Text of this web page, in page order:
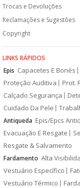
Trocas e Devoluções
Reclamações e Sugestões
Copyright
LINKS RÁPIDOS
Epis Capacetes E Bonés
Proteção Auditiva
Prot.
Calçado Segurança
Cuidado Da Pele
Antiqueda Epis/Epcs
Evacuação E Resgate
Resgate & Salvamento
Fardamento Alta
Vestuário Específico
Vestuário Térmico